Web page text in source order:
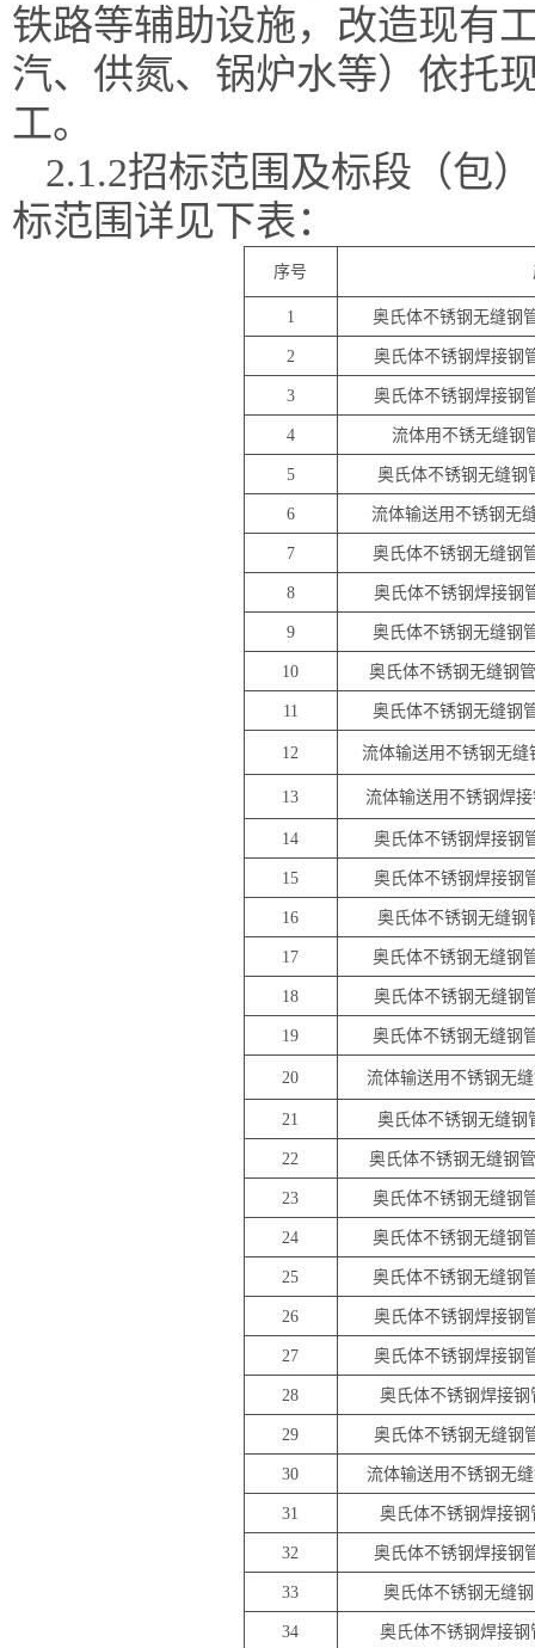
铁路等辅助设施，改造现有
汽、供氮、锅炉水等）依托
工。
2.1.2招标范围及标段（包
标范围详见下表 ：
序号
1 奥氏体不锈钢无缝钢
2 奥氏体不锈钢焊接钢
3 奥氏体不锈钢焊接钢
4 流体用不锈无缝钢
5 奥氏体不锈钢无缝钢
6 流体输送用不锈钢无
7 奥氏体不锈钢无缝钢
8 奥氏体不锈钢焊接钢
9 奥氏体不锈钢无缝钢
10 奥氏体不锈钢无缝钢
11 奥氏体不锈钢无缝钢
12 流体输送用不锈钢无缝
13 流体输送用不锈钢焊
14 奥氏体不锈钢焊接钢
15 奥氏体不锈钢焊接钢
16 奥氏体不锈钢无缝钢
17 奥氏体不锈钢无缝钢
18 奥氏体不锈钢无缝钢
19 奥氏体不锈钢无缝钢
20 流体输送用不锈钢无
21 奥氏体不锈钢无缝钢
22 奥氏体不锈钢无缝钢
23 奥氏体不锈钢无缝钢
24 奥氏体不锈钢无缝钢
25 奥氏体不锈钢无缝钢
26 奥氏体不锈钢焊接钢
27 奥氏体不锈钢焊接钢
28 奥氏体不锈钢焊接钢
29 奥氏体不锈钢无缝钢
30 流体输送用不锈钢无
31 奥氏体不锈钢焊接钢
32 奥氏体不锈钢焊接钢
33 奥氏体不锈钢无缝
34 奥氏体不锈钢焊接钢